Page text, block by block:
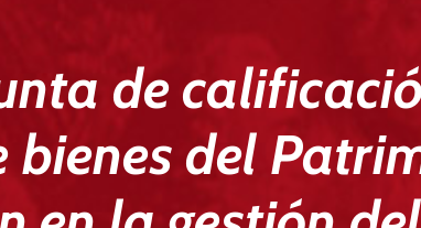
de
del